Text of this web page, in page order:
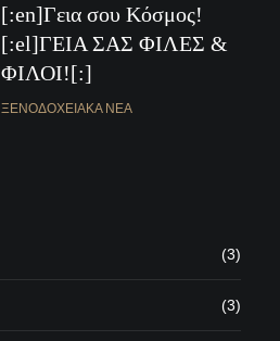
[:en]Γεια σου Κόσμος!
[:el]ΓΕΙΑ ΣΑΣ ΦΙΛΕΣ &
ΦΙΛΟΙ![:]
ΞΕΝΟΔΟΧΕΙΑΚΆ ΝΈΑ
(3)
(3)